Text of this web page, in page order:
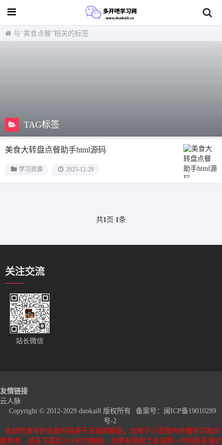
与“美食点餐”相关的标签
TAG标签
美食大转盘点餐助手html源码
学习资源 2025-12-29
共1页 1条
关注交流
站长微信
友情链接
云人脉
Copyright © 2012-2029 duokai8 版权所有
备案号： 闽ICP备19010289
号-2
本站所发布的全部内容源于互联网搬运，仅限于小范围内传播学习和文
献参考，请在下载后24小时内删除，如果有侵权之处请第一时间联系我们